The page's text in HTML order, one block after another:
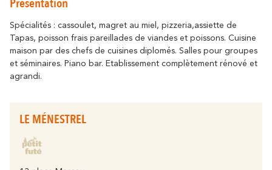
Le Lac de la Cavayère
Destination écoresponsable
Tourisme & handicap
À vélo
Découvrez tous les grands évènements
l'Embrasement de la Cité, la Magie de
Tous les temps forts
Présentation
Spécialités : cassoulet, magret au miel, pizzeria,assiette de
Tapas, poisson frais pareillades de viandes et poissons. Cuisine
maison par des chefs de cuisines diplomés. Salles pour groupes
et séminaires. Piano bar. Etablissement complètement rénové et
agrandi.
LE MÉNESTREL